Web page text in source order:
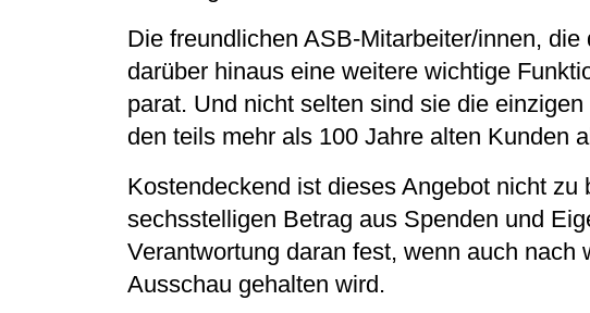
Die freundlichen ASB-Mitarbeiter/innen,
darüber hinaus eine weitere wichtige
parat. Und nicht selten sind sie die
den teils mehr als 100 Jahre alten Kunden
Kostendeckend ist dieses Angebot nicht
sechsstelligen Betrag aus Spenden und
Verantwortung daran fest, wenn auch
Ausschau gehalten wird.